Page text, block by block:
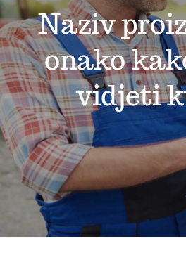
Naziv
onako
vidjeti